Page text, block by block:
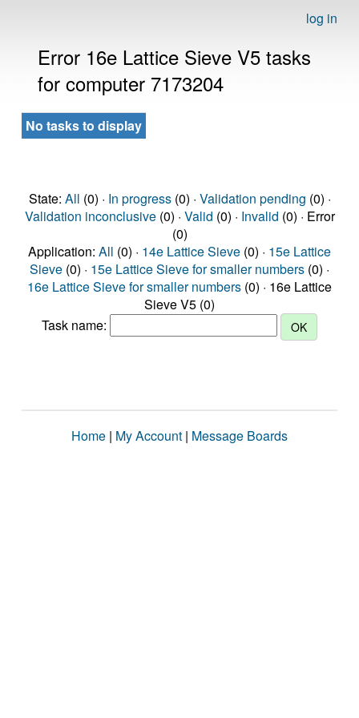
log in
Error 16e Lattice Sieve V5 tasks
for computer 7173204
No tasks to display
State: All (0) · In progress(0) · Validation pending (0) ·
Validation inconclusive(0) · Valid (0) · Invalid (0) · Error
(0)
Application: All (0) · 14e Lattice Sieve (0) · 15e Lattice
Sieve (0) · 15e Lattice Sieve for smaller numbers (0) ·
16e Lattice Sieve for smaller numbers (0) · 16e Lattice
Sieve V5 (0)
Task name:
Home | My Account | Message Boards